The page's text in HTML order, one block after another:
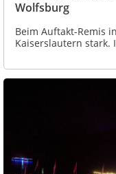
Wolfsburg
Beim Auftakt-Remis
Kaiserslautern stark.